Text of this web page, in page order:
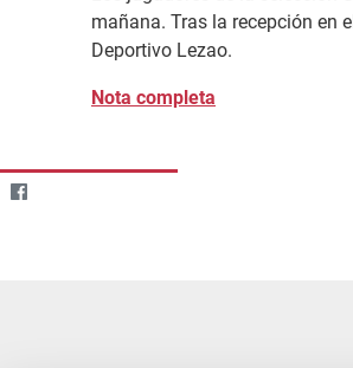
mañana. Tras la recepción en
Deportivo Lezao.
Nota completa